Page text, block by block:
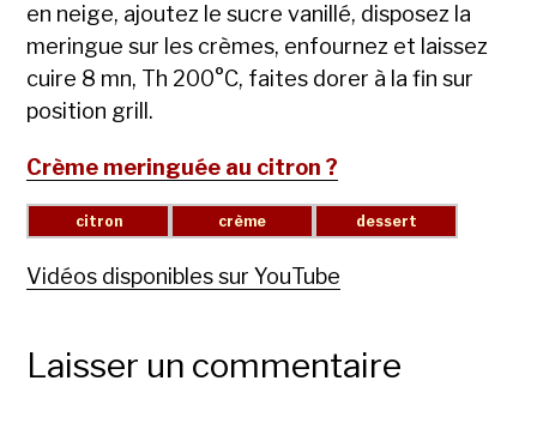
en neige, ajoutez le sucre vanillé, disposez la
meringue sur les crèmes, enfournez et laissez
cuire 8 mn, Th 200°C, faites dorer à la fin sur
position grill.
Crème meringuée au citron ?
Vidéos disponibles sur YouTube
Laisser un commentaire